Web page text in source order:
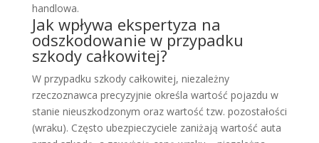
handlowa.
Jak wpływa ekspertyza na
odszkodowanie w przypadku
szkody całkowitej?
W przypadku szkody całkowitej, niezależny
rzeczoznawca precyzyjnie określa wartość pojazdu w
stanie nieuszkodzonym oraz wartość tzw. pozostałości
(wraku). Często ubezpieczyciele zaniżają wartość auta